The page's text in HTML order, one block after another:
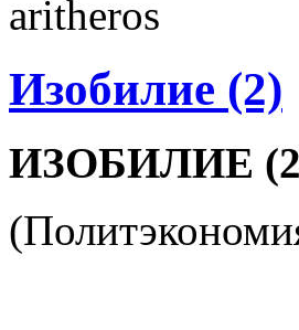
Изобилие (2)
ИЗОБИЛИЕ